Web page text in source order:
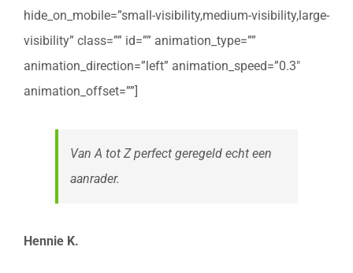
hide_on_mobile=”small-visibility,medium-visibility,large-
visibility” class=”” id=”” animation_type=””
animation_direction=”left” animation_speed=”0.3″
animation_offset=””]
Van A tot Z perfect geregeld echt een
aanrader.
Hennie K.